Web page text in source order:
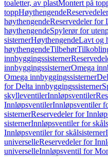
toaletter, av plastMontert på
toppHøythengende
høythengendeReservedeler for
høythengendeSpylerør for
sisternerHøythengendeLavt og
høythengendeTilbehør
innbyggingssisterner
innbyggingssisternerOmega
Omega innbyggingssisterner
for Delta innbyggingssisterner
skylleventilerInnløpsventiler
InnløpsventilerInnløpsventiler
sisternerReservedeler for
sisternerInnløpsventiler for
Innløpsventiler for skålsisterner
universelleReservedeler for
universelleInnløpsventil for